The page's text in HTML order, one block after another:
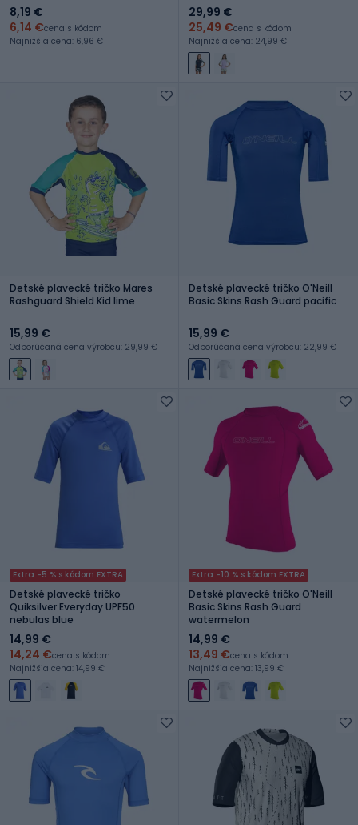
8,19 €
6,14 €cena s kódom
Najnižšia cena: 6,96 €
29,99 €
25,49 €cena s kódom
Najnižšia cena: 24,99 €
Detské plavecké tričko Mares
Rashguard Shield Kid lime
15,99 €
Odporúčaná cena výrobcu: 29,99 €
Detské plavecké tričko O'Neill
Basic Skins Rash Guard pacific
15,99 €
Odporúčaná cena výrobcu: 22,99 €
Extra -5 % s kódom EXTRA
Detské plavecké tričko
Quiksilver Everyday UPF50
nebulas blue
14,99 €
14,24 €cena s kódom
Najnižšia cena: 14,99 €
Extra -10 % s kódom EXTRA
Detské plavecké tričko O'Neill
Basic Skins Rash Guard
watermelon
14,99 €
13,49 €cena s kódom
Najnižšia cena: 13,99 €